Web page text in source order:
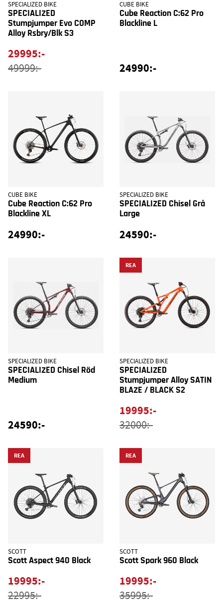
SPECIALIZED BIKE
SPECIALIZED
Stumpjumper Evo COMP
Alloy Rsbry/Blk S3
29995:-
49999:-
CUBE BIKE
Cube Reaction C:62 Pro
Blackline L
24990:-
CUBE BIKE
Cube Reaction C:62 Pro
Blackline XL
24990:-
SPECIALIZED BIKE
SPECIALIZED Chisel Grå
Large
24590:-
SPECIALIZED BIKE
SPECIALIZED Chisel Röd
Medium
24590:-
REA
SPECIALIZED BIKE
SPECIALIZED
Stumpjumper Alloy SATIN
BLAZE / BLACK S2
19995:-
32000:-
REA
SCOTT
Scott Aspect 940 Black
19995:-
22995:-
REA
SCOTT
Scott Spark 960 Black
19995:-
35995:-